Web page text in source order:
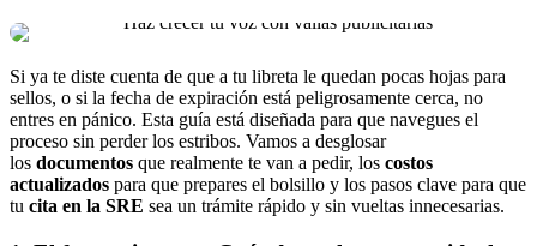
Si ya te diste cuenta de que a tu libreta le quedan pocas hojas para
sellos, o si la fecha de expiración está peligrosamente cerca, no
entres en pánico. Esta guía está diseñada para que navegues el
proceso sin perder los estribos. Vamos a desglosar
los documentos que realmente te van a pedir, los costos
actualizados para que prepares el bolsillo y los pasos clave para que
tu cita en la SRE sea un trámite rápido y sin vueltas innecesarias.